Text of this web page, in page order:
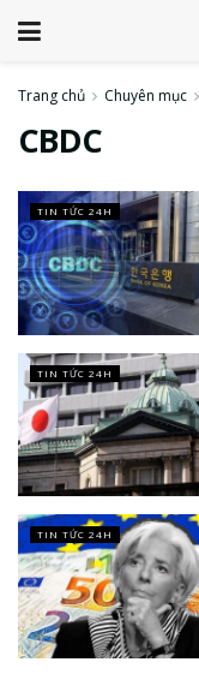
Trang chủ Chuyên mục
CBDC
TIN TỨC 24H
TIN TỨC 24H
TIN TỨC 24H